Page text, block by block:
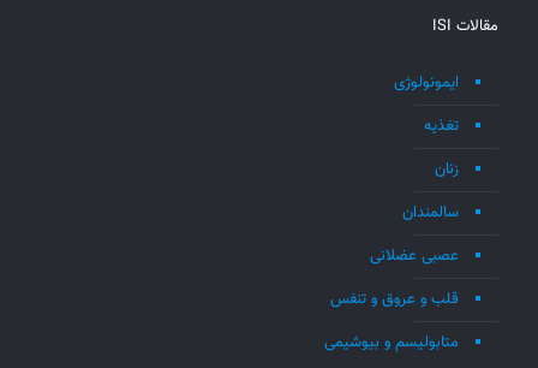
مقالات ISI
ایمونولوژی
تغذیه
زنان
سالمندان
عصبی عضلانی
قلب و عروق و تنفس
متابولیسم و بیوشیمی